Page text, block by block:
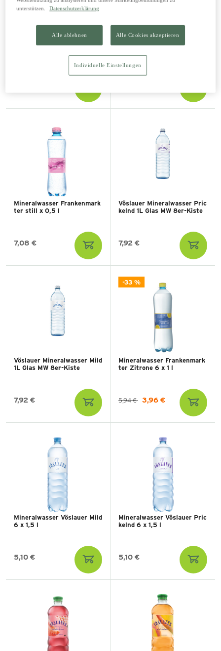
Mineralwasser Gasteiner Mil
Mineralwasser Gasteiner Pri
ckelnd 0,5 l
Mineralwasser Frankenmark
ter still x 0,5 l
7,08 €
Vöslauer Mineralwasser Pric
kelnd 1L Glas MW 8er-Kiste
7,92 €
Vöslauer Mineralwasser Mild
1L Glas MW 8er-Kiste
7,92 €
-33 %
Mineralwasser Frankenmark
ter Zitrone 6 x 1 l
5,94 € 3,96 €
Mineralwasser Vöslauer Mild
6 x 1,5 l
5,10 €
Mineralwasser Vöslauer Pric
kelnd 6 x 1,5 l
5,10 €
unterstützen.
Datenschutzerklärung
Alle ablehnen Alle Cookies akzeptieren
Individuelle Einstellungen